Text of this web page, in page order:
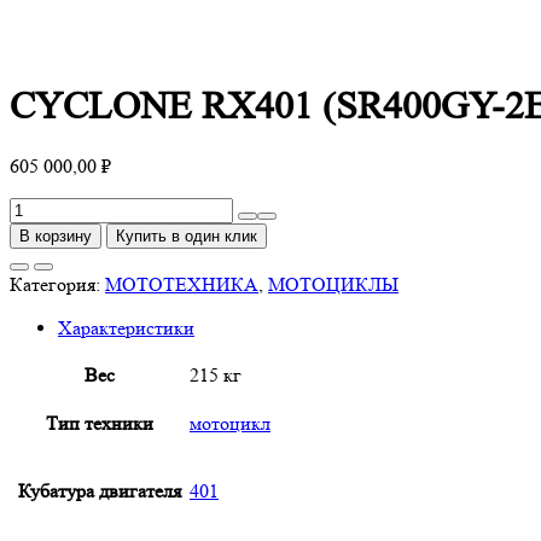
CYCLONE RX401 (SR400GY-
605 000,00 ₽
Количество
товара
RX401
В корзину Купить в один клик
Категория: МОТОТЕХНИКА, МОТОЦИКЛЫ
Характеристики
Вес 215 кг
Тип техники мотоцикл
Кубатура двигателя 401